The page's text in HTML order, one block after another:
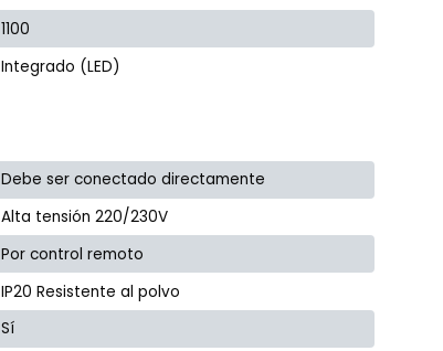
1100
Integrado (LED)
Debe ser conectado directamente
Alta tensión 220/230V
Por control remoto
IP20 Resistente al polvo
Sí